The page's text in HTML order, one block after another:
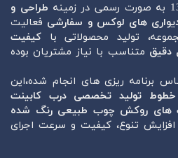
طراحی و
دیواری های لوکس و سفارشی فعالیت
تولید محصولاتی با کیفیت
دقیق متناسب با نیاز مشتریان بوده
برنامه ریزی های انجام شده،این
خطوط تولید تخصصی درب کابینت
تنوع، کیفیت و سرعت اجرای